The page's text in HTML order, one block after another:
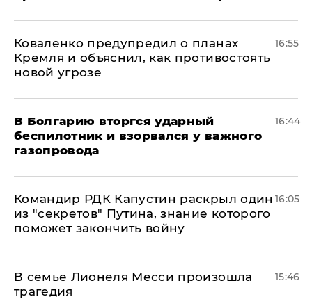
Коваленко предупредил о планах
Кремля и объяснил, как противостоять
новой угрозе
16:55
В Болгарию вторгся ударный
беспилотник и взорвался у важного
газопровода
16:44
Командир РДК Капустин раскрыл один
из "секретов" Путина, знание которого
поможет закончить войну
16:05
В семье Лионеля Месси произошла
трагедия
15:46